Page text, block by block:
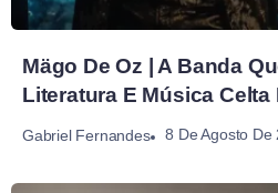
Mägo De Oz | A Banda
Literatura E Música Celta
Gabriel Fernandes 8 De Agosto De